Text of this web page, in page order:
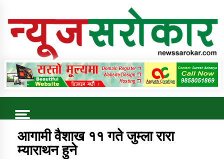
Online News Portal
Trending Now
आगामी वैशाख ११ गते जुम्ला रारा
म्याराथन हुने